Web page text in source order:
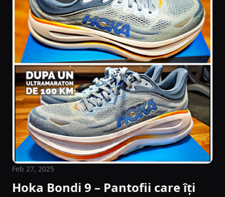
Feb 27, 2025
Hoka Bondi 9 – Pantofii care îți